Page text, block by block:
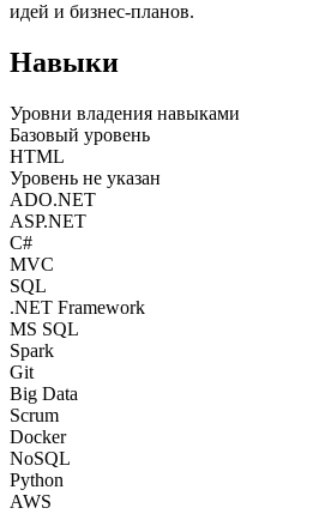
идей и бизнес-планов.
Навыки
Уровни владения навыками
Базовый уровень
HTML
Уровень не указан
ADO.NET
ASP.NET
C#
MVC
SQL
.NET Framework
MS SQL
Spark
Git
Big Data
Scrum
Docker
NoSQL
Python
AWS